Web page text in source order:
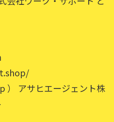
） アサヒエージェント株